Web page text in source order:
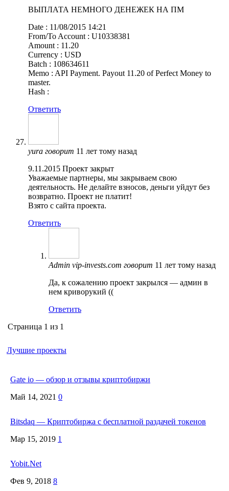
ВЫПЛАТА НЕМНОГО ДЕНЕЖЕК НА ПМ
Date : 11/08/2015 14:21
From/To Account : U10338381
Amount : 11.20
Currency : USD
Batch : 108634611
Memo : API Payment. Payout 11.20 of Perfect Money to
master.
Hash :
Ответить
yura говорит 11 лет тому назад
9.11.2015 Проект закрыт
Уважаемые партнеры, мы закрываем свою
деятельность. Не делайте взносов, деньги уйдут без
возвратно. Проект не платит!
Взято с сайта проекта.
Ответить
Admin vip-invests.com говорит 11 лет тому назад
Да, к сожалению проект закрылся — админ в
нем криворукий ((
Ответить
Страница 1 из 1
Лучшие проекты
Gate io — обзор и отзывы криптобиржи
Май 14, 2021 0
Bitsdaq — Криптобиржа с бесплатной раздачей токенов
Мар 15, 2019 1
Yobit.Net
Фев 9, 2018 8